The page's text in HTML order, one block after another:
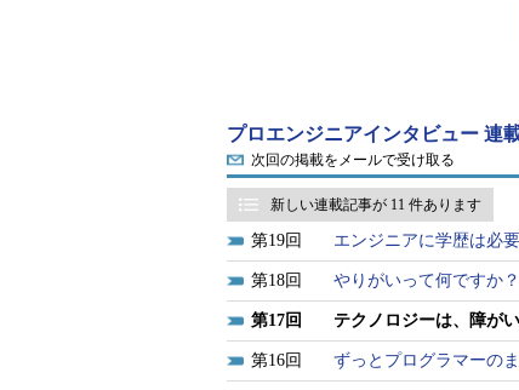
く
といった開発プロジェクト特有
表示できる。
室山氏は所属チーム内の定例ミ
いる他、「最近、避難訓練があ
できて感動しました」とうれし
今までは、いくらタイピングの
プロエンジニアインタビュー 連
次回の掲載をメールで受け取る
新しい連載記事が 11 件あります
19 エンジニアに学歴は必
18 やりがいって何ですか？
17 テクノロジーは、障が
16 ずっとプログラマーの